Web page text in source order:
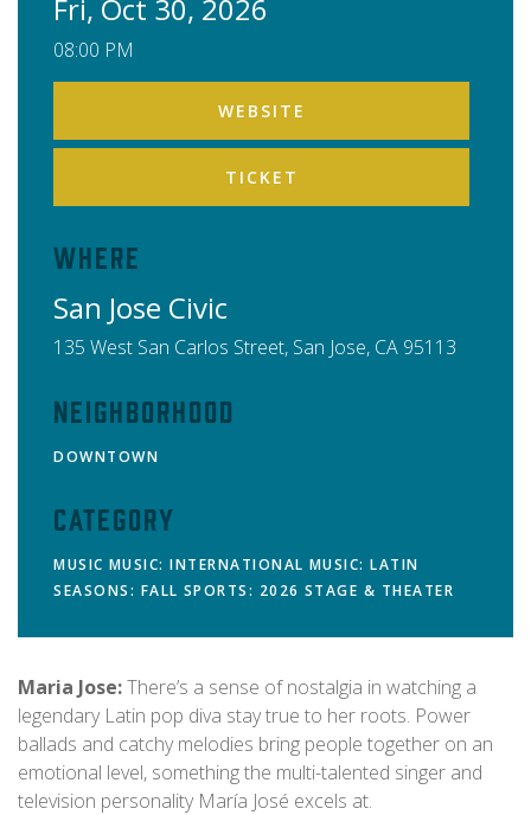
Fri, Oct 30, 2026
08:00 PM
WEBSITE
TICKET
Where
San Jose Civic
135 West San Carlos Street, San Jose, CA 95113
Neighborhood
DOWNTOWN
Category
MUSIC MUSIC: INTERNATIONAL MUSIC: LATIN
SEASONS: FALL SPORTS: 2026 STAGE & THEATER
Maria Jose:There’s a sense of nostalgia in watching a
legendary Latin pop diva stay true to her roots. Power
ballads and catchy melodies bring people together on an
emotional level, something the multi-talented singer and
television personality María José excels at.